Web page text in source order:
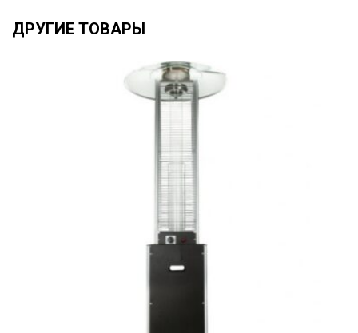
ДРУГИЕ ТОВАРЫ